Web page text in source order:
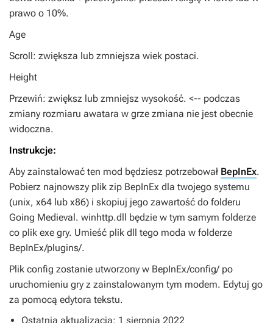
prawo o 10%.
Age
Scroll: zwiększa lub zmniejsza wiek postaci.
Height
Przewiń: zwiększ lub zmniejsz wysokość. <-- podczas
zmiany rozmiaru awatara w grze zmiana nie jest obecnie
widoczna.
Instrukcje:
Aby zainstalować ten mod będziesz potrzebował BepInEx.
Pobierz najnowszy plik zip BepInEx dla twojego systemu
(unix, x64 lub x86) i skopiuj jego zawartość do folderu
Going Medieval. winhttp.dll będzie w tym samym folderze
co plik exe gry. Umieść plik dll tego moda w folderze
BepInEx/plugins/.
Plik config zostanie utworzony w BepInEx/config/ po
uruchomieniu gry z zainstalowanym tym modem. Edytuj go
za pomocą edytora tekstu.
Ostatnia aktualizacja: 1 sierpnia 2022